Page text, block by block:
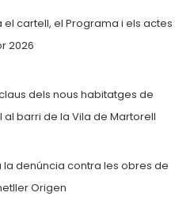
cartell, el Programa i els actes
2026
dels nous habitatges de
barri de la Vila de Martorell
la denúncia contra les obres de
Origen